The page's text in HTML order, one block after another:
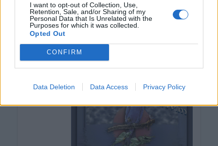
I want to opt-out of Collection, Use,
Retention, Sale, and/or Sharing of my
Personal Data that Is Unrelated with the
Purposes for which it was collected.
Opted Out
CONFIRM
Data Deletion Data Access Privacy Policy
princezna
(před 4 lety)
href="https://ivcacek66.blogspot.com/">